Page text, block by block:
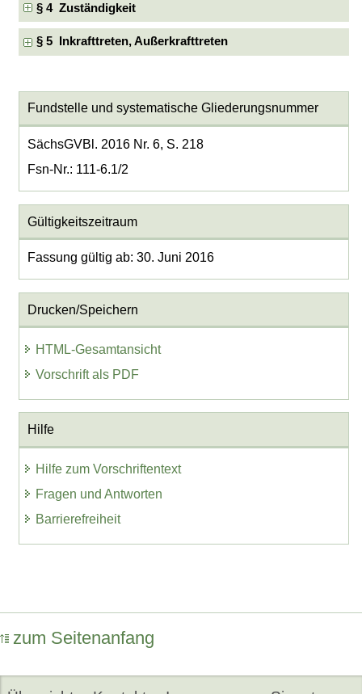
§ 4 Zuständigkeit
§ 5 Inkrafttreten, Außerkrafttreten
Fundstelle und systematische Gliederungsnummer
SächsGVBl. 2016 Nr. 6, S. 218
Fsn-Nr.: 111-6.1/2
Gültigkeitszeitraum
Fassung gültig ab: 30. Juni 2016
Drucken/Speichern
HTML-Gesamtansicht
Vorschrift als PDF
Hilfe
Hilfe zum Vorschriftentext
Fragen und Antworten
Barrierefreiheit
zum Seitenanfang